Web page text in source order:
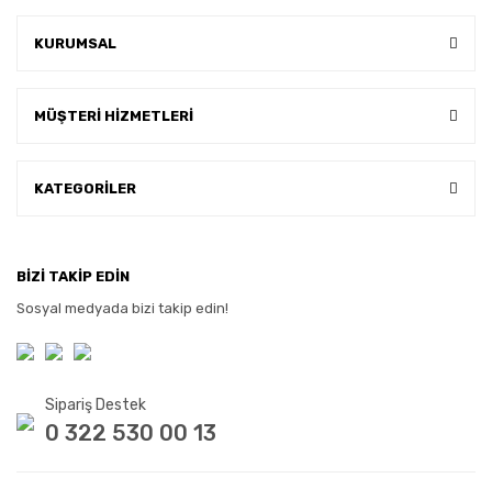
KURUMSAL
MÜŞTERİ HİZMETLERİ
KATEGORİLER
BİZİ TAKİP EDİN
Sosyal medyada bizi takip edin!
Sipariş Destek
0 322 530 00 13